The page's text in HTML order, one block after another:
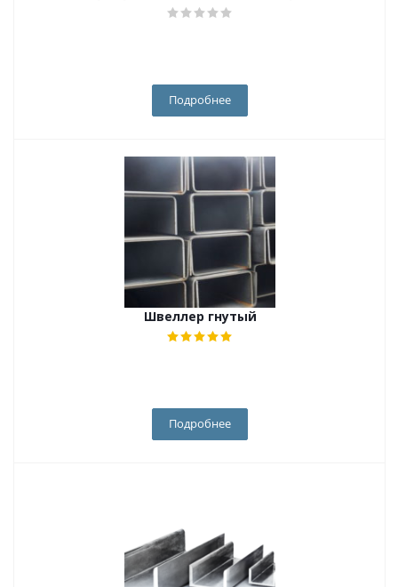
Подробнее
Швеллер гнутый
Подробнее